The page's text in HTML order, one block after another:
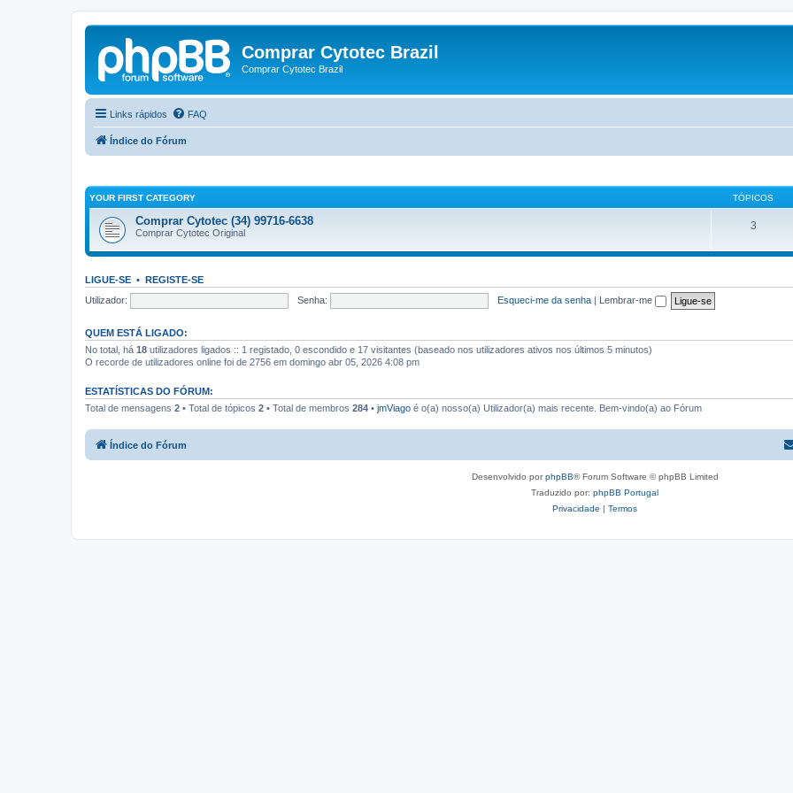
Comprar Cytotec Brazil
Comprar Cytotec Brazil
Links rápidos FAQ
Índice do Fórum
YOUR FIRST CATEGORY TÓPICOS
Comprar Cytotec (34) 99716-6638
Comprar Cytotec Original
3
LIGUE-SE • REGISTE-SE
Utilizador:
Senha: Esqueci-me da senha | Lembrar-me
QUEM ESTÁ LIGADO:
No total, há 18 utilizadores ligados :: 1 registado, 0 escondido e 17 visitantes (baseado nos utilizadores ativos nos últimos 5 minutos)
O recorde de utilizadores online foi de 2756 em domingo abr 05, 2026 4:08 pm
ESTATÍSTICAS DO FÓRUM:
Total de mensagens 2 • Total de tópicos 2 • Total de membros 284 • jmViago é o(a) nosso(a) Utilizador(a) mais recente. Bem-vindo(a) ao Fórum
Índice do Fórum
Desenvolvido porphpBB® Forum Software © phpBB Limited
Traduzido por: phpBB Portugal
Privacidade | Termos